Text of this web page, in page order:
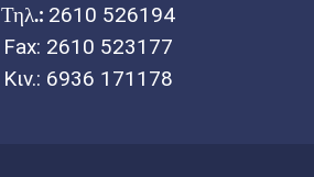
Τηλ.: 2610 526194
Fax: 2610 523177
Κιν.: 6936 171178